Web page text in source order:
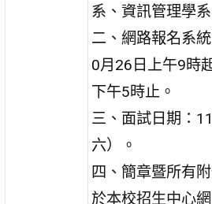
系、資訊管理學
二、網路報名系
0月26日上午9時
下午5時止。
三、面試日期：
六）。
四、簡章暨所有
於本校招生中心網